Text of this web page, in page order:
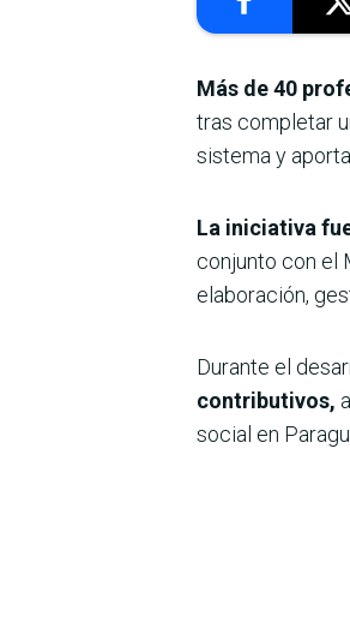
Más de 40
tras completar
sistema y
La iniciativa
conjunto con el
elaboración,
Durante el
contributivos,
social en